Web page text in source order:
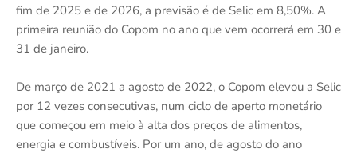
fim de 2025 e de 2026, a previsão é de Selic em 8,50%. A
primeira reunião do Copom no ano que vem ocorrerá em 30 e
31 de janeiro.
De março de 2021 a agosto de 2022, o Copom elevou a Selic
por 12 vezes consecutivas, num ciclo de aperto monetário
que começou em meio à alta dos preços de alimentos,
energia e combustíveis. Por um ano, de agosto do ano